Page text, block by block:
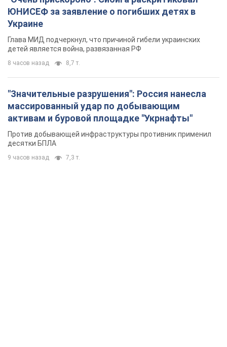
ЮНИСЕФ за заявление о погибших детях в
Украине
Глава МИД подчеркнул, что причиной гибели украинских
детей является война, развязанная РФ
8 часов назад 8,7 т.
"Значительные разрушения": Россия нанесла
массированный удар по добывающим
активам и буровой площадке "Укрнафты"
Против добывающей инфраструктуры противник применил
десятки БПЛА
9 часов назад 7,3 т.